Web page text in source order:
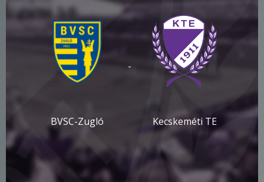
BVSC-Zugló
-
Kecskeméti TE